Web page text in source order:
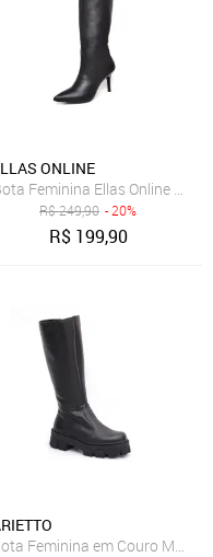
Preto Flor de Griffe
ONLINE
Feminina Ellas Online
R$249,90 - 20%
R$ 199,90
Preto Flor de Griffe
Feminina em Couro